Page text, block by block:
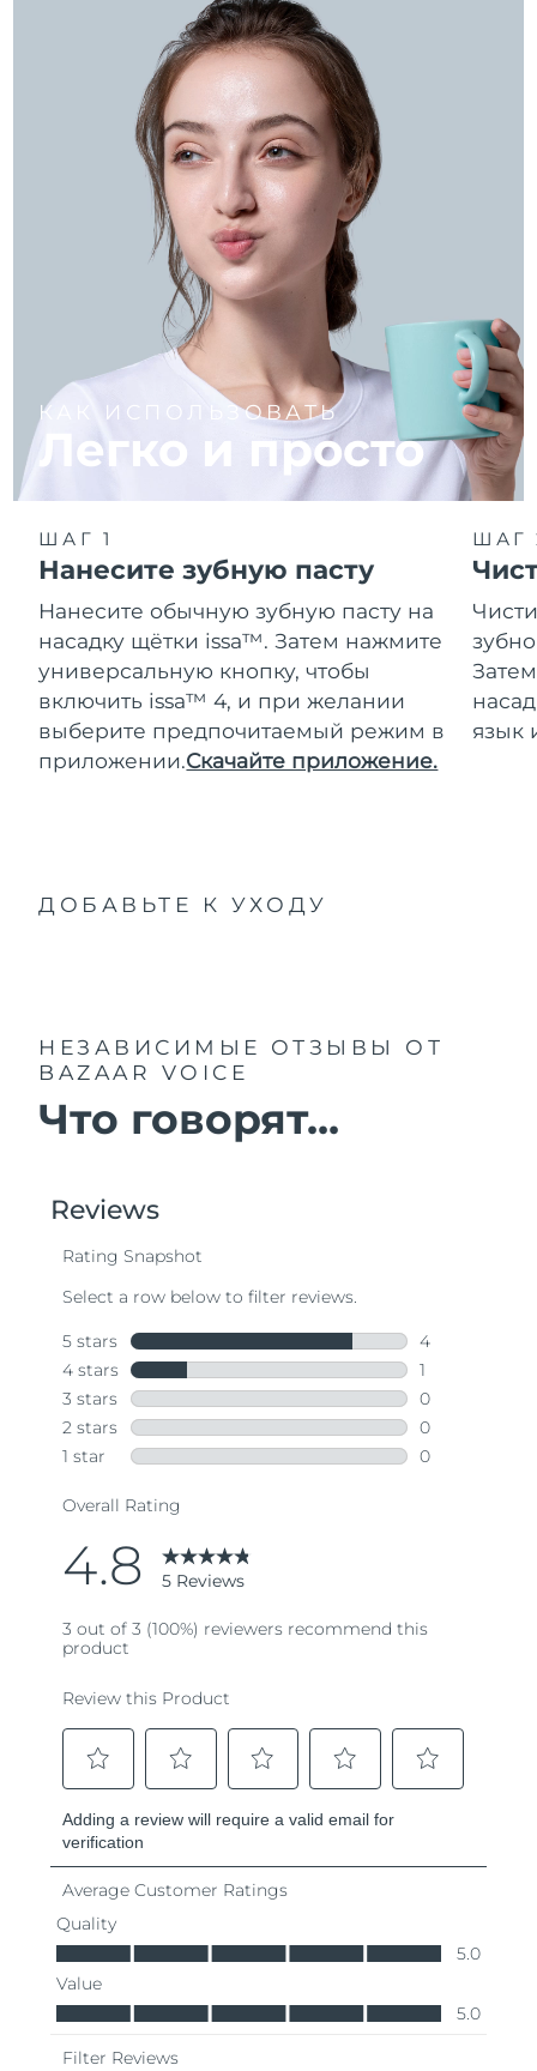
КАК ИСПОЛЬЗОВАТЬ
Легко и просто
ШАГ 1
Нанесите зубную пасту
Нанесите обычную зубную пасту на
насадку щётки issa™. Затем нажмите
универсальную кнопку, чтобы
включить issa™ 4, и при желании
выберите предпочитаемый режим в
приложении.Скачайте приложение.
ШАГ
язык
ДОБАВЬТЕ К УХОДУ
НЕЗАВИСИМЫЕ ОТЗЫВЫ
ОТ
BAZAAR VOICE
Что говорят...